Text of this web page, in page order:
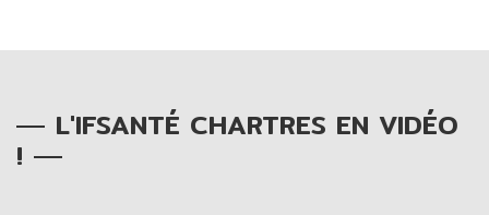
L'IFSANTÉ CHARTRES EN VIDÉO
!